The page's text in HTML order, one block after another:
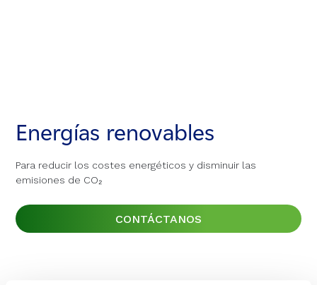
Energías renovables
Para reducir los costes energéticos y disminuir las
emisiones de CO₂
CONTÁCTANOS
Energías renovables
Para reducir los costes energéticos y disminuir las
emisiones de CO₂
CONTÁCTANOS
Energías renovables
Para reducir los costes energéticos y disminuir las
emisiones de CO₂
CONTÁCTANOS